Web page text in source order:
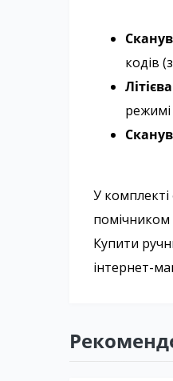
кодів
режимі
У комплекті
помічником
Купити
інтернет-